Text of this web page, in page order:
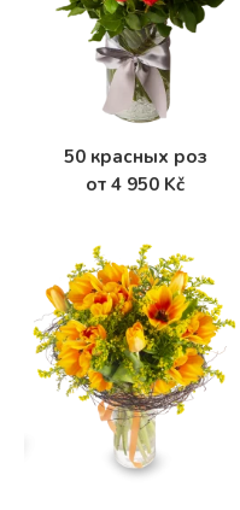
50 красных роз
от 4 950 Kč